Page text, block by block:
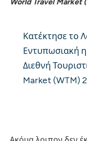
Κατέκτησε το
Εντυπωσιακή
Διεθνή
Market (WTM)